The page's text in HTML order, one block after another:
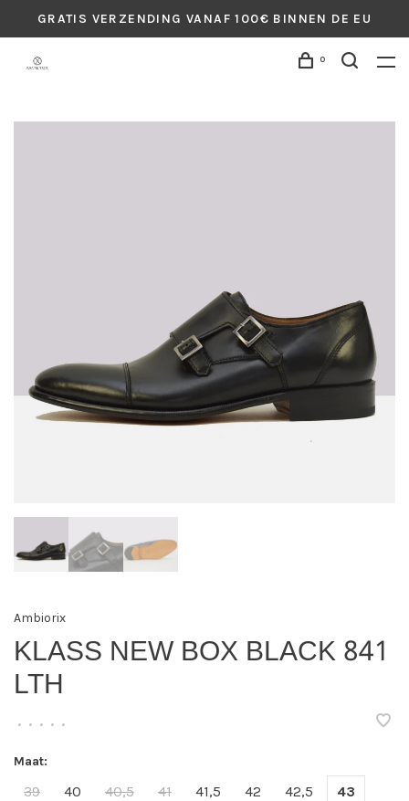
GRATIS VERZENDING VANAF 100€ BINNEN DE EU
0
Ambiorix
KLASS NEW BOX BLACK 841
LTH
• • • • •
Maat:
39 40 40,5 41 41,5 42 42,5
43